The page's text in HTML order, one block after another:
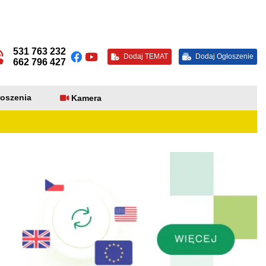
531 763 232
662 796 427
Dodaj TEMAT Dodaj Ogłoszenie
Kamera